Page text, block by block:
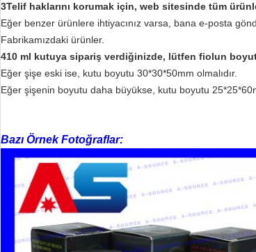
3Telif haklarını korumak için, web sitesinde tüm
Eğer benzer ürünlere ihtiyacınız varsa, bana e-posta
Fabrikamızdaki ürünler.
410 ml kutuya sipariş verdiğinizde, lütfen fiolun
Eğer şişe eski ise, kutu boyutu 30*30*50mm olmalıdır.
Eğer şişenin boyutu daha büyükse, kutu boyutu
Bazı Örnek Fotoğraflar: